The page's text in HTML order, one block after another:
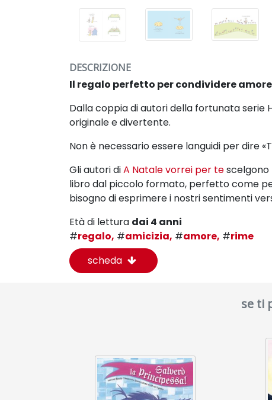
DESCRIZIONE
Il regalo perfetto per condividere amore
Dalla coppia di autori della fortunata serie
originale e divertente.
Non è necessario essere languidi per dire
Gli autori diA Natale vorrei per tescelgono
libro dal piccolo formato, perfetto come
bisogno di esprimere i nostri sentimenti
Età di lettura dai 4 anni
#regalo, #amicizia, #amore, #rime
scheda
se ti